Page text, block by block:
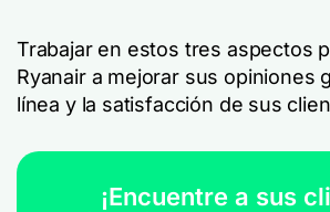
Trabajar en estos tres aspectos
Ryanair a mejorar sus opiniones
línea y la satisfacción de sus
¡Encuentre a sus